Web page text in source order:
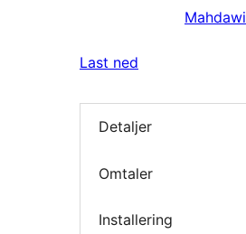
Mahdawi
Last ned
Detaljer
Omtaler
Installering